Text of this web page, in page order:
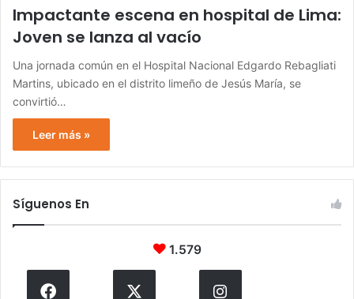
Impactante escena en hospital de Lima:
Joven se lanza al vacío
Una jornada común en el Hospital Nacional Edgardo Rebagliati
Martins, ubicado en el distrito limeño de Jesús María, se
convirtió…
Leer más »
Síguenos En
1.579